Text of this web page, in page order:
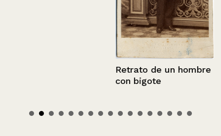
Retrato de un hombre
con bigote